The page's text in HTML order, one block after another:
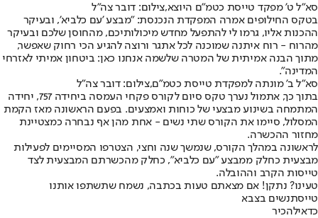
סא"ל ט' מפקד טייסת כטמ״ם היוצא,צילום: דובר צה"ל
בטקס החילופים אמרה המפקדת הנכנסת: "מבצע 'עם כלביא', ובעיקר
ההכנות אליו, גרמו לי להתפעל מחדש מיכולותיכם, מהחוסן שלכם ובעיקר
מהרוח - רוח איתנה שמוכנה לכל אתגר ורוצה להגיע הכי רחוק שאפשר,
מתוך הבנה אמיתית של המטרה שלשמה אנחנו כאן: ביטחון אמיתי לאזרחי
המדינה".
סא"ל ב' מונתה למפקדת טייסת כטמ״ם,צילום: דובר צה"ל
בתוך כך, אתמול נערך טקס סיום לקורס פקחי העמסה ביחידה 757, יחידה
המתמחה בשינוע מבצעי של כוחות ואמצעים. בפעם הראשונה מאז הקמת
המסלול, סיימו את הקורס שתי נשים - אחת מהן אף נבחרה כמצטיינת
מחזור ההכשרה.
לראשונה במהלך הקורס, שנמשך שנה וחצי, הצטרפו המסיימים לפעילות
מבצעית כחלק ממבצע "עם כלביא", כחלק מהכשרתם המבצעית לצד
טייסות הקרב וההובלה.
טעינו? נתקן! אם מצאתם טעות בכתבה, נשמח שתשתפו אותנו
טייסתנשים בצבא
כדאילהכיר